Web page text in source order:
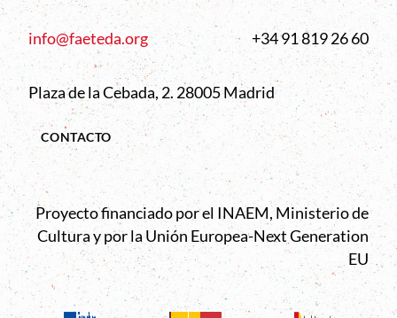
info@faeteda.org +34 91 819 26 60
Plaza de la Cebada, 2. 28005 Madrid
CONTACTO
Proyecto financiado por el INAEM, Ministerio de
Cultura y por la Unión Europea-Next Generation
EU